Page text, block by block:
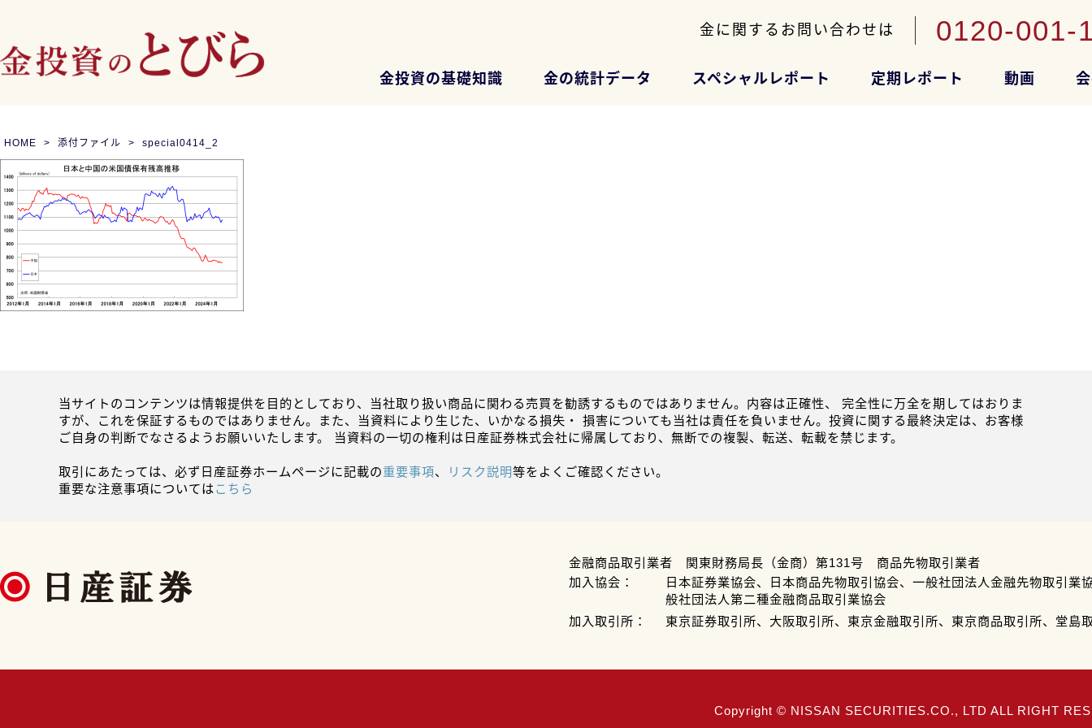
金に関するお問い合わせは 0120-001-
金投資の基礎知識 金の統計データ スペシャルレポート 定期レポート 動画
HOME 添付ファイル special0414_2
当サイトのコンテンツは情報提供を目的としており、当社取り扱い商品に関わる売買を勧誘するものではありません。内容は正確性、 完全性に万全を期してはおりま
すが、これを保証するものではありません。また、当資料により生じた、いかなる損失・ 損害についても当社は責任を負いません。投資に関する最終決定は、お客様
ご自身の判断でなさるようお願いいたします。 当資料の一切の権利は日産証券株式会社に帰属しており、無断での複製、転送、転載を禁じます。
取引にあたっては、必ず日産証券ホームページに記載の重要事項、 リスク説明等をよくご確認ください。
重要な注意事項についてはこちら
金融商品取引業者 関東財務局長（金商）第131号 商品先物取引業者
加入協会：
日本証券業協会、日本商品先物取引協会、一般社団法人金融先物取引業
般社団法人第二種金融商品取引業協会
加入取引所：
東京証券取引所、大阪取引所、東京金融取引所、東京商品取引所、堂島
Copyright © NISSAN SECURITIES.CO., LTD ALL RIGHT